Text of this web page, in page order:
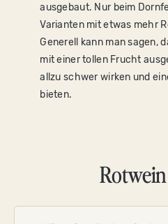
ausgebaut. Nur beim
Varianten mit etwas mehr
Generell kann man sagen,
mit einer tollen Frucht
allzu schwer wirken und
bieten.